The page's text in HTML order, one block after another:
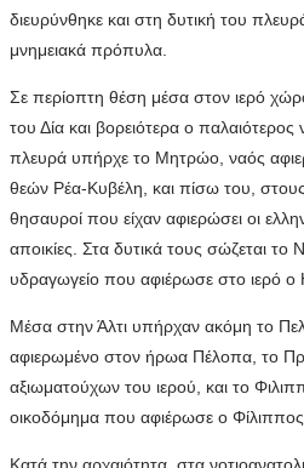
διευρύνθηκε και στη δυτική του
μνημειακά πρόπυλα.
Σε περίοπτη θέση μέσα στον ιερό
του Δία και βορειότερα ο
πλευρά υπήρχε το Μητρώο, ναός
θεών Ρέα-Κυβέλη, και πίσω του,
θησαυροί που είχαν αφιερώσει οι
αποικίες. Στα δυτικά τους σώζεται
υδραγωγείο που αφιέρωσε στο ιερό ο
Μέσα στην Άλτι υπήρχαν ακόμη το
αφιερωμένο στον ήρωα Πέλοπα, το
αξιωματούχων του ιερού, και το
οικοδόμημα που αφιέρωσε ο Φίλιππος
Κατά την αρχαιότητα, στα